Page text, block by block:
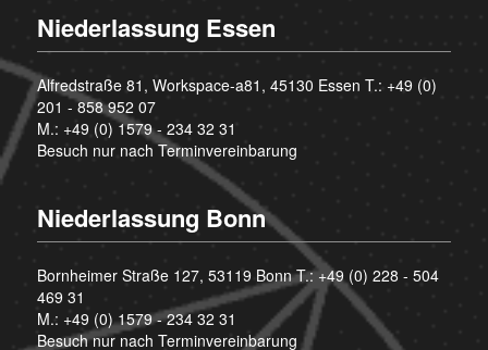
Niederlassung Essen
Alfredstraße 81, Workspace-a81, 45130 Essen T.: +49 (0)
201 - 858 952 07
M.: +49 (0) 1579 - 234 32 31
Besuch nur nach Terminvereinbarung
Niederlassung Bonn
Bornheimer Straße 127, 53119 Bonn T.:+49 (0) 228 - 504
469 31
M.: +49 (0) 1579 - 234 32 31
Besuch nur nach Terminvereinbarung